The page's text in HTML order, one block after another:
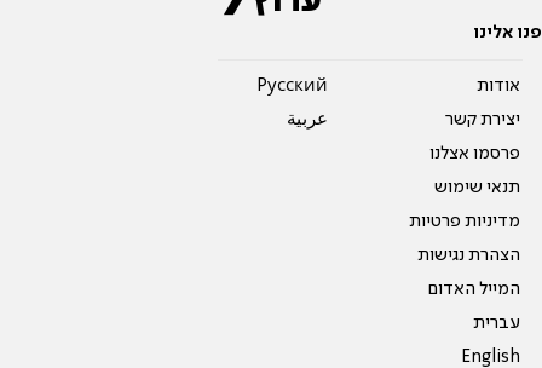
פנו אלינו
אודות
יצירת קשר
פרסמו אצלנו
תנאי שימוש
מדיניות פרטיות
הצהרת נגישות
המייל האדום
עברית
English
Pусский
عربية